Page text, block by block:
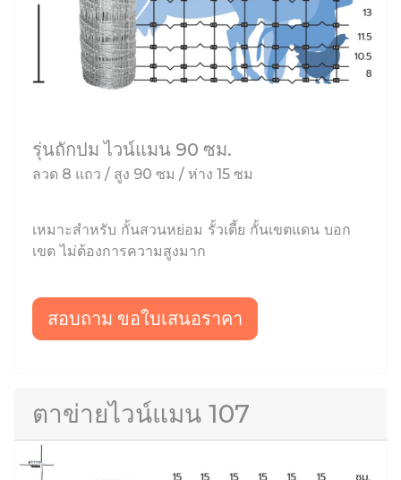
รุ่นถักปม ไวน์แมน 90 ซม.
ลวด 8 แถว / สูง 90 ซม / ห่าง 15 ซม
เหมาะสำหรับ กั้นสวนหย่อม รั้วเตี้ย กั้นเขตแดน บอก
เขต ไม่ต้องการความสูงมาก
สอบถาม ขอใบเสนอราคา
ตาข่ายไวน์แมน 107